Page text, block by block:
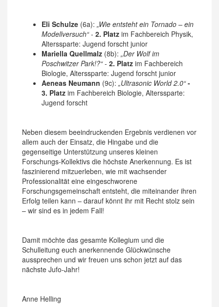
Eli Schulze (6a): „Wie entsteht ein Tornado – ein
Modellversuch“- 2. Platz im Fachbereich Physik,
Alterssparte: Jugend forscht junior
Mariella Quellmalz (8b): „Der Wolf im
Poschwitzer Park!?“- 2. Platz im Fachbereich
Biologie, Alterssparte: Jugend forscht junior
Aeneas Neumann (9c): „Ultrasonic World 2.0“ -
3. Platz im Fachbereich Biologie, Alterssparte:
Jugend forscht
Neben diesem beeindruckenden Ergebnis verdienen vor
allem auch der Einsatz, die Hingabe und die
gegenseitige Unterstützung unseres kleinen
Forschungs-Kollektivs die höchste Anerkennung. Es ist
faszinierend mitzuerleben, wie mit wachsender
Professionalität eine eingeschworene
Forschungsgemeinschaft entsteht, die miteinander ihren
Erfolg teilen kann – darauf könnt ihr mit Recht stolz sein
– wir sind es in jedem Fall!
Damit möchte das gesamte Kollegium und die
Schulleitung euch anerkennende Glückwünsche
aussprechen und wir freuen uns schon jetzt auf das
nächste Jufo-Jahr!
Anne Helling